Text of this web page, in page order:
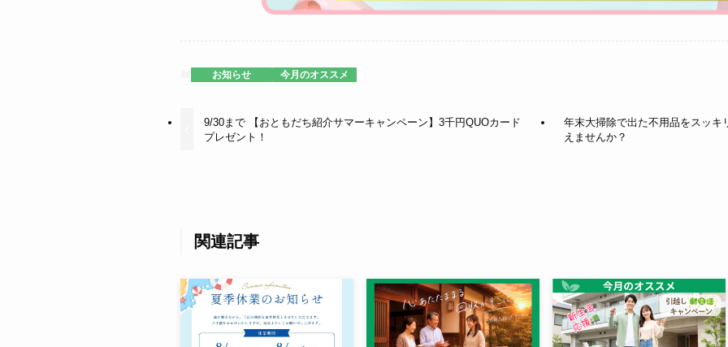
お知らせ 今月のオススメ
9/30まで 【おともだち紹介サマーキャンペーン】3千円QUOカード
プレゼント！
年末大掃除で出た不用品をスッキ
えませんか？
関連記事